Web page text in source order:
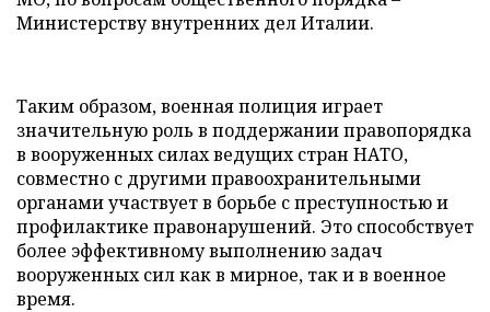
Министерству внутренних дел Италии.
Таким образом, военная полиция играет
значительную роль в поддержании правопорядка
в вооруженных силах ведущих стран НАТО,
совместно с другими правоохранительными
органами участвует в борьбе с преступностью и
профилактике правонарушений. Это способствует
более эффективному выполнению задач
вооруженных сил как в мирное, так и в военное
время.